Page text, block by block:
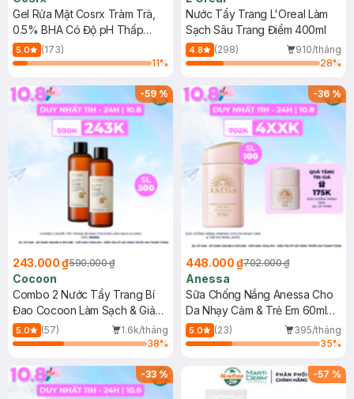
Gel Rửa Mặt Cosrx Tràm Trà,
0.5% BHA Có Độ pH Thấp
150ml
5.0
(173)
11%
Nước Tẩy Trang L'Oreal Làm
Sạch Sâu Trang Điểm 400ml
4.8 (298)
910/tháng
28%
-59%
243.000 ₫590.000 ₫
Cocoon
Combo 2 Nước Tẩy Trang Bí
Đao Cocoon Làm Sạch & Giảm
Dầu 500ml
5.0 (57)
1.6k/tháng
38%
-36%
448.000 ₫702.000 ₫
Anessa
Sữa Chống Nắng Anessa Cho
Da Nhạy Cảm & Trẻ Em 60ml
(Mới)
5.0 (23)
395/tháng
35%
-33% -57 %